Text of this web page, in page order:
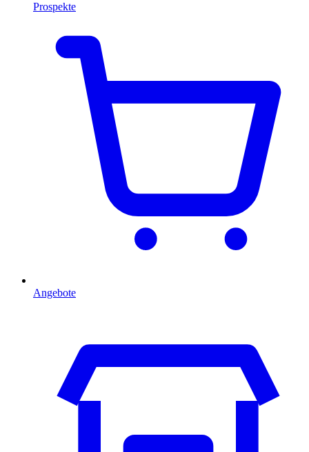
Prospekte
Angebote